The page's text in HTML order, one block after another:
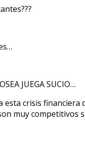
JUEGA SUCIO…
esta crisis
muy